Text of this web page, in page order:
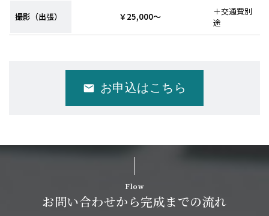
撮影（出張） ￥25,000～
＋交通費別
途
email お申込はこちら
Flow
お問い合わせから完成までの流れ